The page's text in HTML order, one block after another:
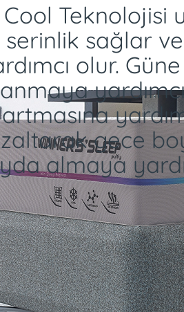
Teknolojisi
sağlar
olur.
gece
almaya